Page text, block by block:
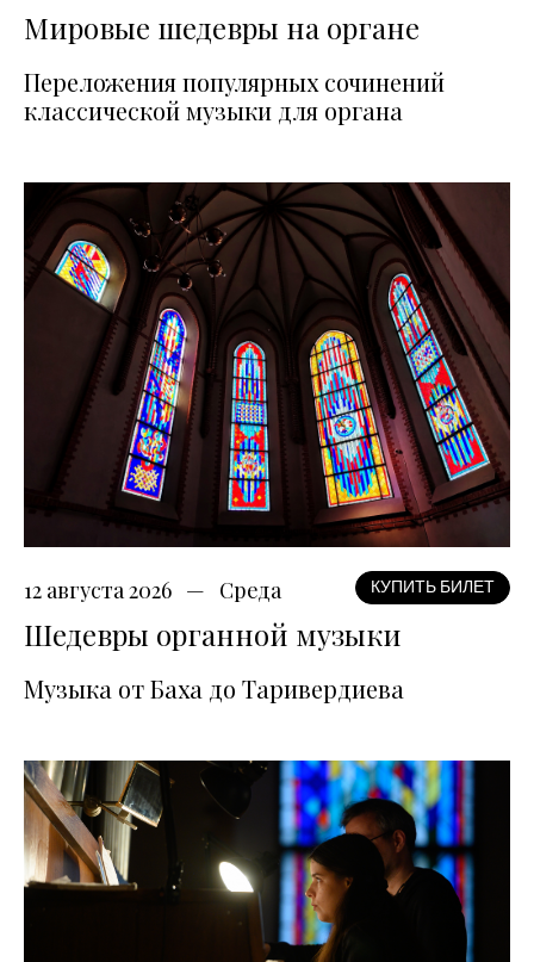
Мировые шедевры на органе
Переложения популярных сочинений
классической музыки для органа
12 августа 2026 Среда КУПИТЬ БИЛЕТ
Шедевры органной музыки
Музыка от Баха до Таривердиева